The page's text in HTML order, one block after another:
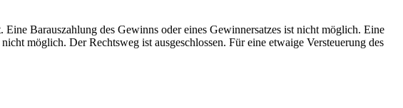
Barauszahlung des Gewinns oder eines Gewinnersatzes ist nicht möglich. Eine
möglich. Der Rechtsweg ist ausgeschlossen. Für eine etwaige Versteuerung des